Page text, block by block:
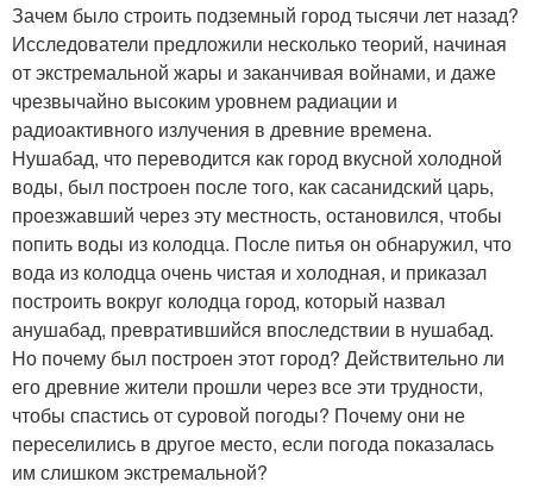
Зачем было строить подземный город тысячи лет назад?
Исследователи предложили несколько теорий, начиная
от экстремальной жары и заканчивая войнами, и даже
чрезвычайно высоким уровнем радиации и
радиоактивного излучения в древние времена.
Нушабад, что переводится как город вкусной холодной
воды, был построен после того, как сасанидский царь,
проезжавший через эту местность, остановился, чтобы
попить воды из колодца. После питья он обнаружил, что
вода из колодца очень чистая и холодная, и приказал
построить вокруг колодца город, который назвал
анушабад, превратившийся впоследствии в нушабад.
Но почему был построен этот город? Действительно ли
его древние жители прошли через все эти трудности,
чтобы спастись от суровой погоды? Почему они не
переселились в другое место, если погода показалась
им слишком экстремальной?